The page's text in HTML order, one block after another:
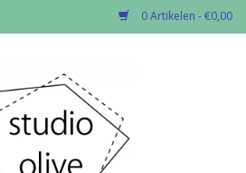
0 Artikelen - €0,00